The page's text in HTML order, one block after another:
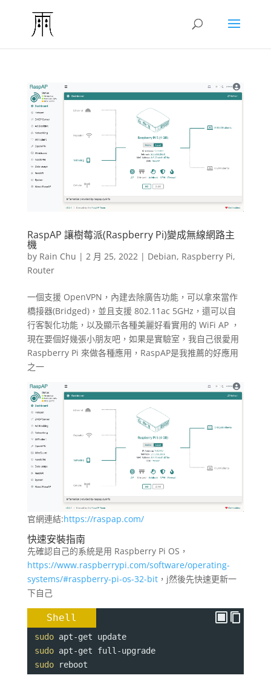
RaspAP 讓樹莓派(Raspberry Pi)變成無線網路主
機
by Rain Chu | 2 月 25, 2022| Debian, Raspberry Pi,
Router
一個支援 OpenVPN，內建去除廣告功能，可以拿來當作
橋接器(Bridged)，並且支援 802.11ac 5GHz，還可以自
行客製化功能，以及顯示各種美麗好看實用的 WiFi AP ，
現在要個好幾張小朋友吧，如果是實驗室，我自己很愛用
Raspberry Pi 來做各種應用，RaspAP是我推薦的好應用
之一
官網連結:https://raspap.com/
快速安裝指南
先確認自己的系統是用 Raspberry Pi OS，
https://www.raspberrypi.com/software/operating-
systems/#raspberry-pi-os-32-bit，j然後先快速更新一
下自己
Shell
sudo apt-get update
sudo apt-get full-upgrade
sudo reboot